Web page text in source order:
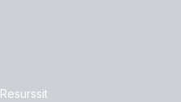
Resurssit